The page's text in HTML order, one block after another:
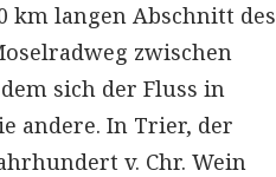
km langen Abschnitt des
zwischen
sich der Fluss in
andere. In Trier, der
v. Chr. Wein